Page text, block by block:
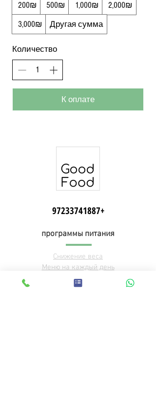
‏200 ‏₪ ‏500 ‏₪ ‏1,000 ‏₪ ‏2,000 ‏₪
‏3,000 ‏₪ Другая сумма
Количество
К оплате
+97233741887
программы питания
Снижение веса
Меню на каждый день
Спортивное питание
КЕТО диета